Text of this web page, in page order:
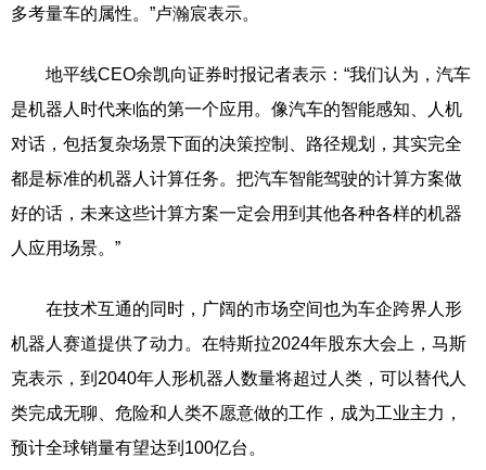
多考量车的属性。”卢瀚宸表示。
地平线CEO余凯向证券时报记者表示：“我们认为，汽车
是机器人时代来临的第一个应用。像汽车的智能感知、人机
对话，包括复杂场景下面的决策控制、路径规划，其实完全
都是标准的机器人计算任务。把汽车智能驾驶的计算方案做
好的话，未来这些计算方案一定会用到其他各种各样的机器
人应用场景。”
在技术互通的同时，广阔的市场空间也为车企跨界人形
机器人赛道提供了动力。在特斯拉2024年股东大会上，马斯
克表示，到2040年人形机器人数量将超过人类，可以替代人
类完成无聊、危险和人类不愿意做的工作，成为工业主力，
预计全球销量有望达到100亿台。